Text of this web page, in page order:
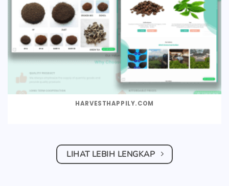
HARVESTHAPPILY.COM
LIHAT LEBIH LENGKAP